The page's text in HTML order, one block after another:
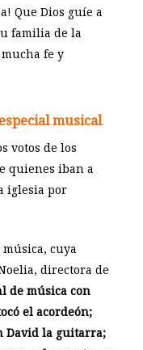
Que Dios guíe a
familia de la
fe y
musical
votos de los
quienes iban a
iglesia por
cuya
directora de
de música con
el acordeón;
David la guitarra;